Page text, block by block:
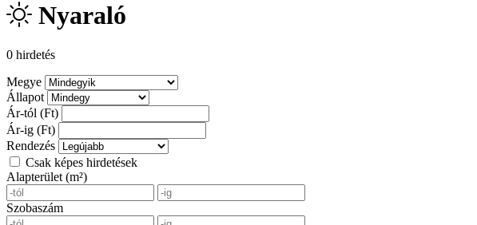
Nyaraló
0 hirdetés
Megye
Állapot
Ár-tól (Ft)
Ár-ig (Ft)
Rendezés
Csak képes hirdetések
Alapterület (m²)
Szobaszám